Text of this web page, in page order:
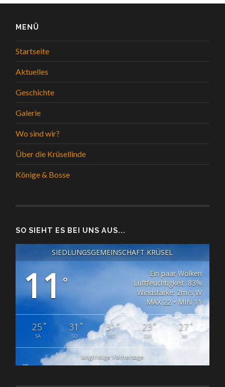
MENÜ
Startseite
Aktuelles
Geschichte
Galerie
Wo sind wir?
Über die Krüsellinde
Könige & Bosse
SO SIEHT ES BEI UNS AUS...
SIEDLUNGSGEMEINSCHAFT KRÜSEL
11°
Ein paar Wolken
Luftfeuchtigkeit: 83%
Windstärke: 2m/s W
MAX 22 • MIN 11
25°
SA
31 °
SO
31°
MO
23°
DIE
27°
MI
langfristige Vorhersage